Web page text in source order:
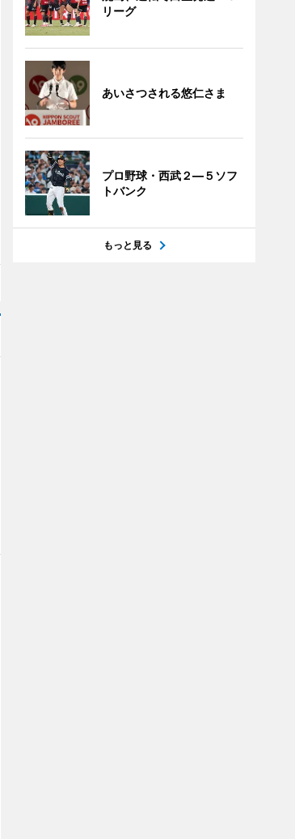
リーグ
あいさつされる悠仁さま
プロ野球・西武２―５ソフ
トバンク
もっと見る